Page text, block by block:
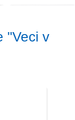
"Veci v